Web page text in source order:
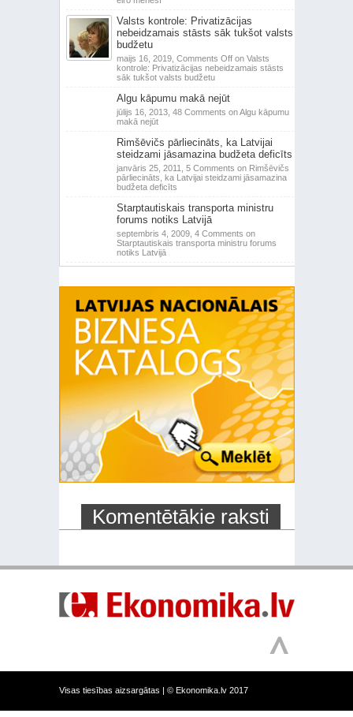
Valsts kontrole: Privatizācijas
nebeidzamais stāsts sāk tukšot valsts
budžetu
maijs 16, 2019, Comments Offon Valsts
kontrole: Privatizācijas nebeidzamais stāsts
sāk tukšot valsts budžetu
Algu kāpumu makā nejūt
jūlijs 16, 2013, 48 Comments on Algu kāpumu
makā nejūt
Rimšēvičs pārliecināts, ka Latvijai
steidzami jāsamazina budžeta deficīts
janvāris 25, 2011, 5 Comments on Rimšēvičs
pārliecināts, ka Latvijai steidzami jāsamazina
budžeta deficīts
Starptautiskais transporta ministru
forums notiks Latvijā
septembris 4, 2009, 4 Comments on
Starptautiskais transporta ministru forums
notiks Latvijā
Komentētākie raksti
Visas tiesības aizsargātas | © Ekonomika.lv 2017